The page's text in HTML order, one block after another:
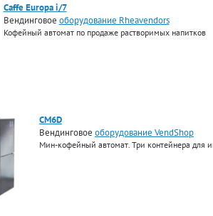
Caffe Europa i/7
Вендинговое оборудование Rheavendors
Кофейный автомат по продаже растворимых напитков
CM6D
Вендинговое оборудование VendShop
Мин-кофейный автомат. Три контейнера для